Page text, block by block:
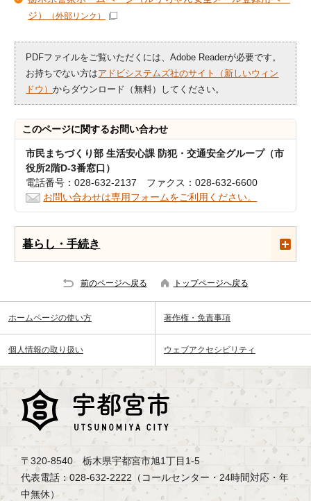
ジ）
（外部リンク）
PDFファイルをご覧いただくには、Adobe Readerが必要です。
お持ちでない方はアドビシステムズ社のサイト（新しいウィン
ドウ）からダウンロード（無料）してください。
このページに関するお問い合わせ
市民まちづくり部 生活安心課 防犯・交通安全グループ（市
役所2階D-3番窓口）
電話番号：028-632-2137 ファクス：028-632-6600
お問い合わせは専用フォームをご利用ください。
暮らし・手続き
前のページへ戻る トップページへ戻る
ホームページの使い方 著作権・免責事項
個人情報の取り扱い ウェブアクセシビリティ
〒320-8540 栃木県宇都宮市旭1丁目1-5
代表電話：028-632-2222（コールセンター・24時間対応・年
中無休）